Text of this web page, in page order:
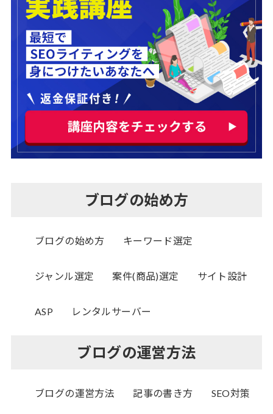
ブログの始め方
ブログの始め方 キーワード選定
ジャンル選定 案件(商品)選定 サイト設計
ASP レンタルサーバー
ブログの運営方法
ブログの運営方法 記事の書き方 SEO対策